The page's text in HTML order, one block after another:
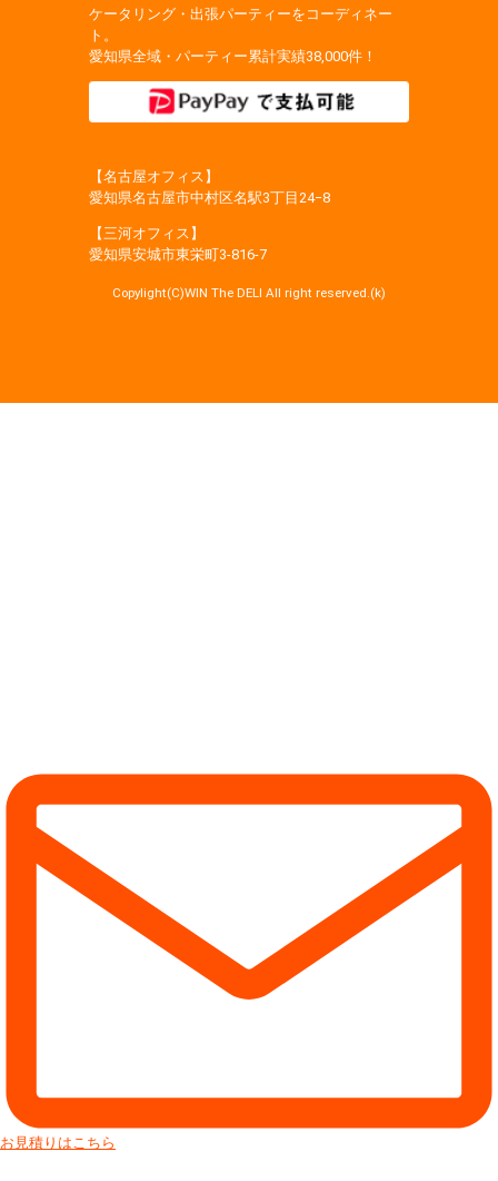
ケータリング・出張パーティーをコーディネー
ト。
愛知県全域・パーティー累計実績38,000件！
【名古屋オフィス】
愛知県名古屋市中村区名駅3丁目24−8
【三河オフィス】
愛知県安城市東栄町3‐816‐7
Copylight(C)WIN The DELI All right reserved.(k)
お見積りはこちら